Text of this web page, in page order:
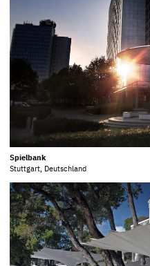
Spielbank
Stuttgart, Deutschland